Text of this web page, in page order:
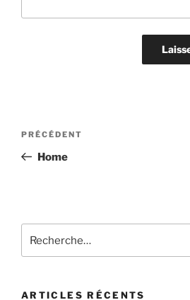
Navigation
l’article
Article
précédent
PRÉCÉDENT
Home
pour
ARTICLES RÉCENTS